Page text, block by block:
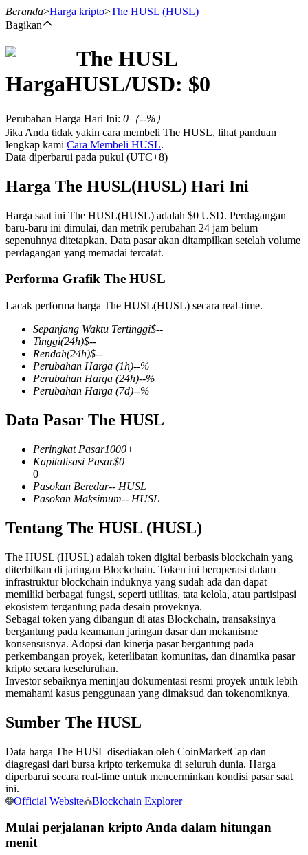
Kontrak berjangka menggunakan USDT sebagai jaminannya
COIN-M Berjangka
Mata Uang Kripto Berjangka
TradFi
Derivatif saham, forex, logam mulia, dan komoditas
USDC Berjangka
Kontrak berjangka menggunakan USDC sebagai jaminannya
Copy Trading
Bergabunglah dengan pedagang top
Beranda>Harga kripto>The HUSL (HUSL)
Bagikan
The HUSL
HargaHUSL/USD: $0
Perubahan Harga Hari Ini: 0 （--%）
Jika Anda tidak yakin cara membeli The HUSL, lihat panduan
lengkap kami Cara Membeli HUSL.
Data diperbarui pada pukul (UTC+8)
Harga The HUSL(HUSL) Hari Ini
Harga saat ini The HUSL(HUSL) adalah $0 USD. Perdagangan
baru-baru ini dimulai, dan metrik perubahan 24 jam belum
sepenuhnya ditetapkan. Data pasar akan ditampilkan setelah volume
perdagangan yang memadai tercatat.
Performa Grafik The HUSL
Lacak performa harga The HUSL(HUSL) secara real-time.
Sepanjang Waktu Tertinggi$--
Tinggi(24h)$--
Rendah(24h)$--
Perubahan Harga (1h)--%
Perubahan Harga (24h)--%
Perubahan Harga (7d)--%
Data Pasar The HUSL
Peringkat Pasar1000+
Kapitalisasi Pasar$0
0
Pasokan Beredar-- HUSL
Pasokan Maksimum-- HUSL
Tentang The HUSL (HUSL)
The HUSL (HUSL) adalah token digital berbasis blockchain yang
diterbitkan di jaringan Blockchain. Token ini beroperasi dalam
infrastruktur blockchain induknya yang sudah ada dan dapat
memiliki berbagai fungsi, seperti utilitas, tata kelola, atau partisipasi
ekosistem tergantung pada desain proyeknya.
Sebagai token yang dibangun di atas Blockchain, transaksinya
bergantung pada keamanan jaringan dasar dan mekanisme
konsensusnya. Adopsi dan kinerja pasar bergantung pada
perkembangan proyek, keterlibatan komunitas, dan dinamika pasar
kripto secara keseluruhan.
Investor sebaiknya meninjau dokumentasi resmi proyek untuk lebih
memahami kasus penggunaan yang dimaksud dan tokenomiknya.
Sumber The HUSL
Data harga The HUSL disediakan oleh CoinMarketCap dan
diagregasi dari bursa kripto terkemuka di seluruh dunia. Harga
diperbarui secara real-time untuk mencerminkan kondisi pasar saat
ini.
Official Website
Blockchain Explorer
Mulai perjalanan kripto Anda dalam hitungan
menit